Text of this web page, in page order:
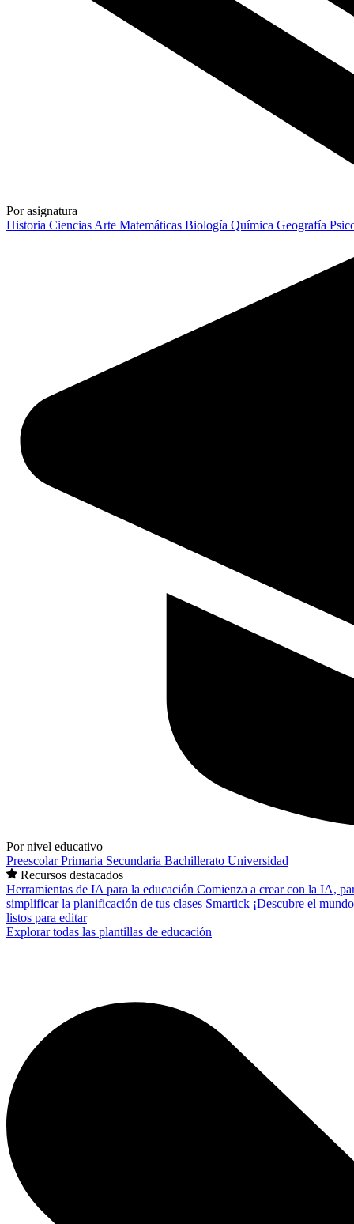
Por asignatura
Historia Ciencias Arte Matemáticas Biología Química Geografía
Por nivel educativo
PreescolarPrimaria Secundaria Bachillerato Universidad
Recursos destacados
Herramientas de IA para la educación Comienza a crear con la IA,
simplificar la planificación de tus clases Smartick ¡Descubre el
listos para editar
Explorar todas las plantillas de educación